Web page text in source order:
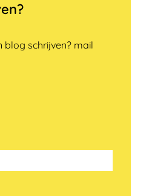
blog schrijven? mail